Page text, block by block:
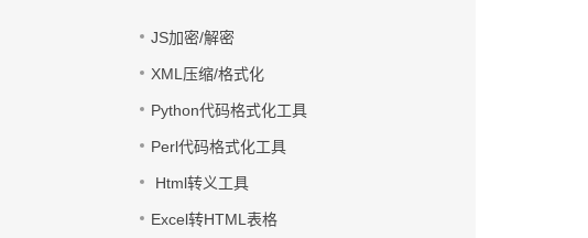
JS加密/解密
XML压缩/格式化
Python代码格式化工具
Perl代码格式化工具
Html转义工具
Excel转HTML表格